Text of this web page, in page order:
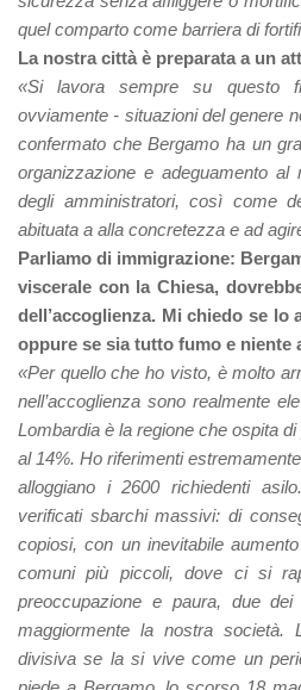
quel comparto come barriera di
La nostra città è preparata a un
«Si lavora sempre su questo
ovviamente - situazioni del genere
confermato che Bergamo ha un
organizzazione e adeguamento
degli amministratori, così come
abituata a alla concretezza e ad
Parliamo di immigrazione:
viscerale con la Chiesa,
dell’accoglienza. Mi chiedo se lo
oppure se sia tutto fumo e niente
«Per quello che ho visto, è molto
nell’accoglienza sono realmente
Lombardia è la regione che ospita
al 14%. Ho riferimenti
alloggiano i 2600 richiedenti
verificati sbarchi massivi: di
copiosi, con un inevitabile
comuni più piccoli, dove ci si
preoccupazione e paura, due
maggiormente la nostra società.
divisiva se la si vive come un